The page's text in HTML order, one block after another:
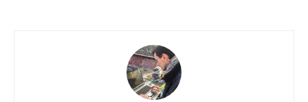
È sera tardi, le strade del quartiere sono buie e deserte
per le restrizioni anti-CoVid-19. Un gruppo di persone
avanza verso la villa del senatore, si tratta di una